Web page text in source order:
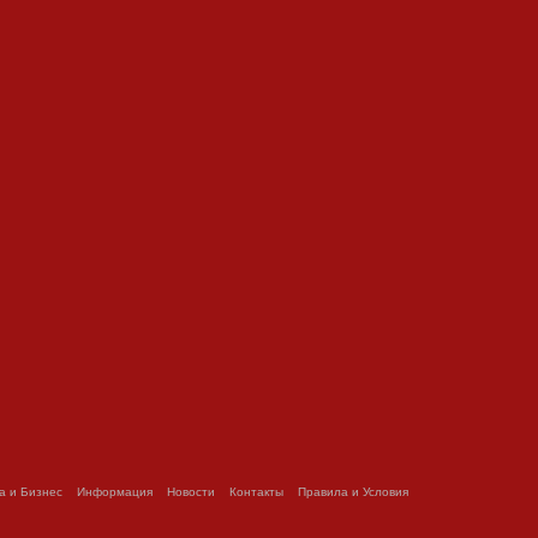
и Бизнес Информация Новости Контакты Правила и Условия